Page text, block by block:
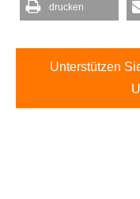
drucken
Unterstützen